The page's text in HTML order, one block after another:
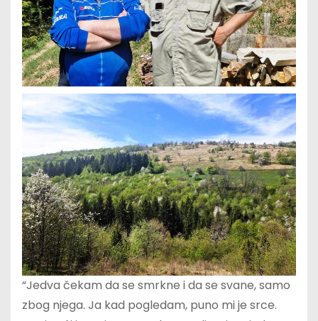
“Jedva čekam da se smrkne i da se svane, samo
zbog njega. Ja kad pogledam, puno mi je srce.